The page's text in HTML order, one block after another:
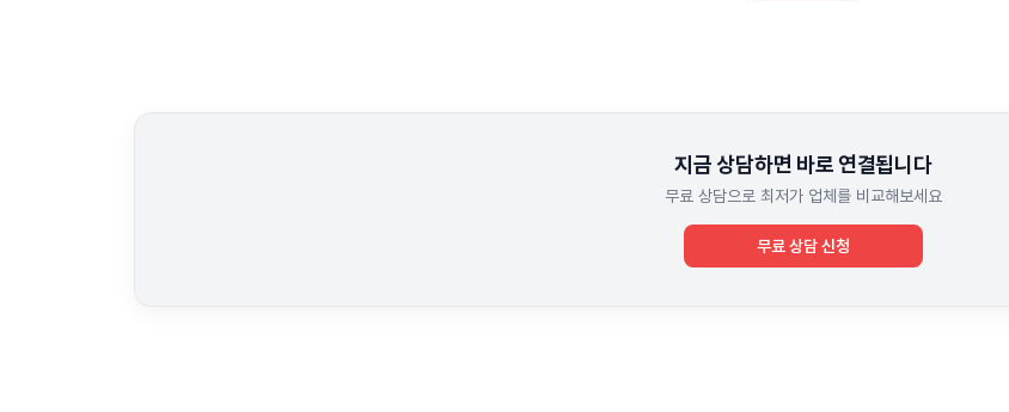
지금 상담하면 바로 연결됩니다
무료 상담으로 최저가 업체를 비교해보세요
무료 상담 신청